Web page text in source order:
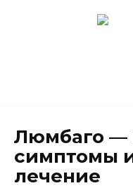
Люмбаго —
симптомы
лечение